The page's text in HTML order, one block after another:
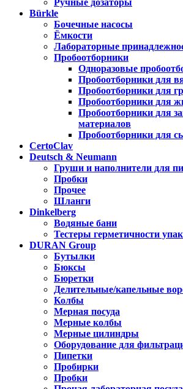
Ручные дозаторы
Bürkle
Бочечные насосы
Ёмкости
Лабораторные
Пробоотборники
Одноразовые
Пробоотборники для
Пробоотборники для
Пробоотборники для
Пробоотборники для
материалов
Пробоотборники для
CertoClav
Deutsch & Neumann
Груши и наполнители для
Пробки
Прочее
Шланги
Dinkelberg
Водяные бани
Тестеры герметичности
DURAN Group
Бутылки
Бюксы
Бюретки
Делительные/капельные
Колбы
Мерная посуда
Мерные колбы
Мерные цилиндры
Оборудование для
Пипетки
Пробирки
Пробки